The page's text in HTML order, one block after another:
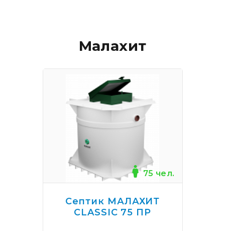
Малахит
75 чел.
Септик МАЛАХИТ
CLASSIC 75 ПР